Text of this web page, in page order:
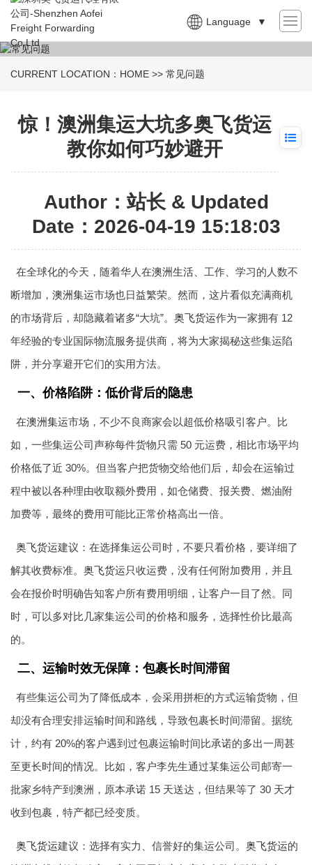
Language ▼
CURRENT LOCATION： HOME >> 常见问题
惊！澳洲集运大坑多奥飞货运
教你如何巧妙避开
Author：站长 & Updated
Date：2026-04-19 15:18:03
在全球化的今天，随着华人在澳洲生活、工作、学习的人数不
断增加， 澳洲集运市场也日益繁荣。然而，这片看似充满商机
的市场背后，却隐藏着诸多“大坑”。 奥飞货运作为一家拥有 12
年经验的专业国际物流服务提供商，将为大家揭秘这些集运陷
阱，并分享避开它们的实用方法。
一、价格陷阱：低价背后的隐患
在澳洲集运市场，不少不良商家会以超低价格吸引客户。比
如，一些集运公司声称每件货物只需 50 元运费，相比市场平均
价格低了近 30%。但当客户把货物交给他们后，却会在运输过
程中被以各种理由收取额外费用，如仓储费、报关费、燃油附
加费等，最终的费用可能比正常价格高出一倍。
奥飞货运建议：在选择集运公司时，不要只看价格，要详细了
解其收费标准。 奥飞货运只收运费，没有任何附加费用，并且
会在报价时明确告知客户所有费用明细，让客户一目了然。同
时，可以多对比几家集运公司的价格和服务，选择性价比最高
的。
二、运输时效无保障：包裹长时间滞留
有些集运公司为了降低成本，会采用拼柜的方式运输货物，但
却没有合理安排运输时间和路线，导致包裹长时间滞留。据统
计，约有 20%的客户遇到过包裹运输时间比承诺的多出一周甚
至更长时间的情况。比如，客户李先生通过某集运公司邮寄一
批家乡特产到澳洲，原本承诺 15 天送达，但结果等了 30 天才
收到包裹，特产都已经变质。
奥飞货运建议：选择有实力、信誉好的集运公司。 奥飞货运的